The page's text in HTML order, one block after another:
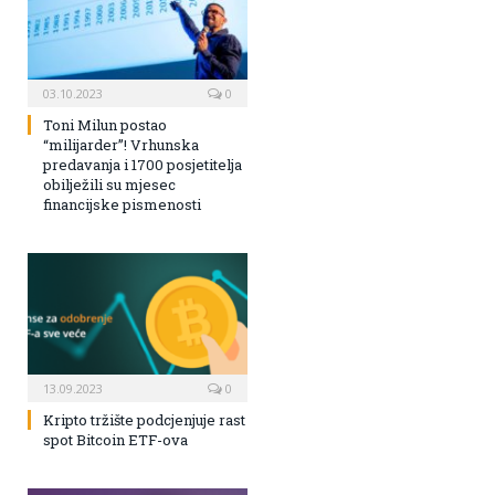
03.10.2023 0
Toni Milun postao
“milijarder”! Vrhunska
predavanja i 1700 posjetitelja
obilježili su mjesec
financijske pismenosti
13.09.2023 0
Kripto tržište podcjenjuje rast
spot Bitcoin ETF-ova